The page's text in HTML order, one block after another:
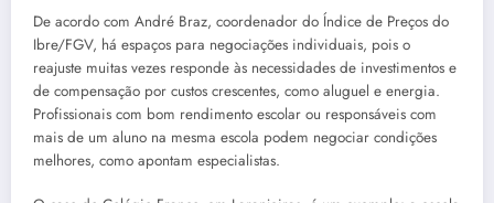
De acordo com André Braz, coordenador do Índice de Preços do
Ibre/FGV, há espaços para negociações individuais, pois o
reajuste muitas vezes responde às necessidades de investimentos e
de compensação por custos crescentes, como aluguel e energia.
Profissionais com bom rendimento escolar ou responsáveis com
mais de um aluno na mesma escola podem negociar condições
melhores, como apontam especialistas.